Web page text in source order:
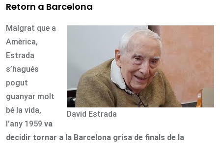
Retorn a Barcelona
David Estrada
Malgrat que a
Amèrica,
Estrada
s’hagués
pogut
guanyar molt
bé la vida,
l’any 1959 va
decidir tornar a la Barcelona grisa de finals de la